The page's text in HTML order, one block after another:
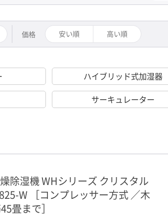
価格 安い順 高い順
ハイブリッド式加湿器
サーキュレーター
除湿機 WHシリーズ クリスタル
W ［コンプレッサー方式 ／木
畳まで］